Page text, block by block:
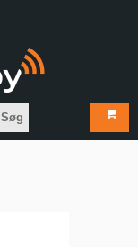
Søg